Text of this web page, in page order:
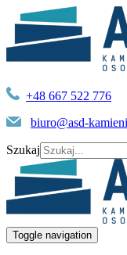
+48 667 522 776
biuro@asd-
Szukaj
Toggle navigation